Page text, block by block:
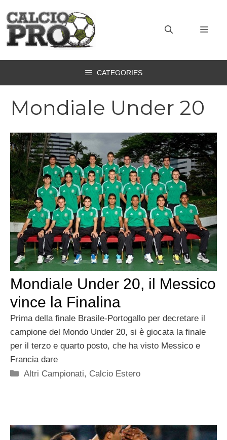
contenuto
CATEGORIES
Mondiale Under 20
Mondiale Under 20, il Messico
vince la Finalina
Prima della finale Brasile-Portogallo per decretare il
campione del Mondo Under 20, si è giocata la finale
per il terzo e quarto posto, che ha visto Messico e
Francia dare
Categorie
Altri Campionati, Calcio Estero